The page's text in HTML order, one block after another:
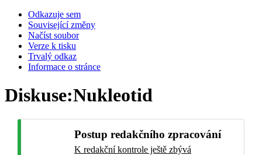
Odkazuje sem
Související změny
Načíst soubor
Verze k tisku
Trvalý odkaz
Informace o stránce
Diskuse:Nukleotid
Postup redakčního zpracování
K redakční kontrole ještě zbývá